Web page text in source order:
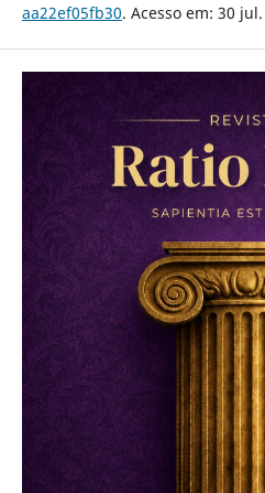
aa22ef05fb30. Acesso em: 30